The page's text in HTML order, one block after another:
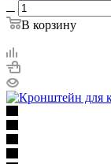
В корзину